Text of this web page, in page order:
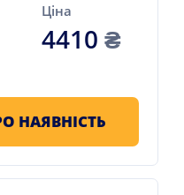
Ціна
4410₴
НАЯВНІСТЬ